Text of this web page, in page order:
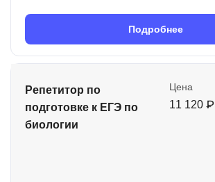
Подробнее
Репетитор по
подготовке к ЕГЭ по
биологии
Цена
11 120 ₽